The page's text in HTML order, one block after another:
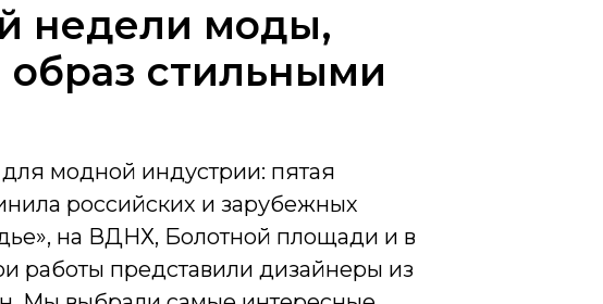
недели моды,
стильными
модной индустрии: пятая
российских и зарубежных
на ВДНХ, Болотной площади и в
работы представили дизайнеры из